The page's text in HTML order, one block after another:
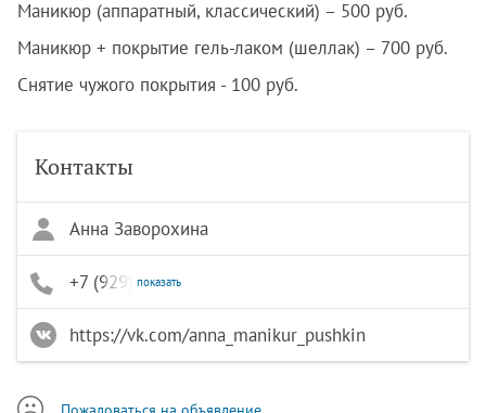
Маникюр (аппаратный, классический) – 500 руб.
Маникюр + покрытие гель-лаком (шеллак) – 700 руб.
Снятие чужого покрытия - 100 руб.
Контакты
Анна Заворохина
+7 (929) 100-49-43
показать
https://vk.com/anna_manikur_pushkin